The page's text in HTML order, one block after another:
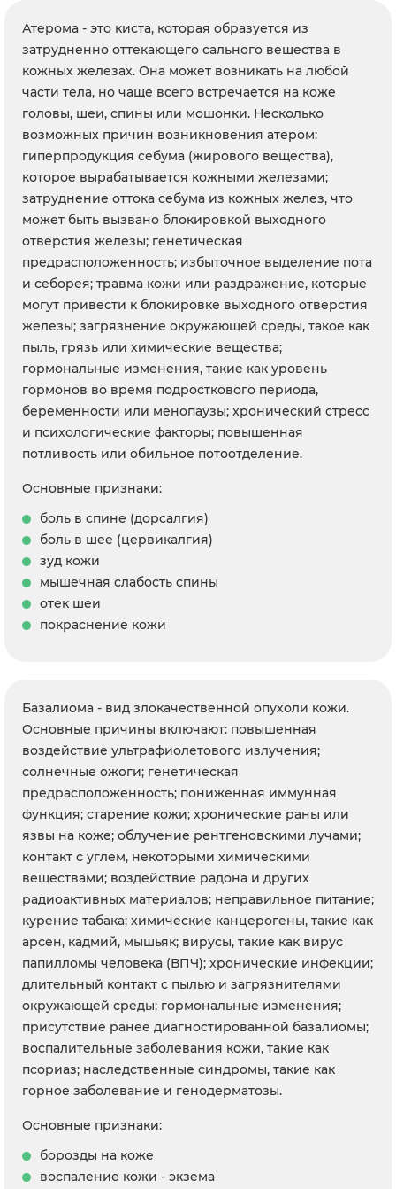
Атерома - это киста, которая образуется из
затрудненно оттекающего сального вещества в
кожных железах. Она может возникать на любой
части тела, но чаще всего встречается на коже
головы, шеи, спины или мошонки. Несколько
возможных причин возникновения атером:
гиперпродукция себума (жирового вещества),
которое вырабатывается кожными железами;
затруднение оттока себума из кожных желез, что
может быть вызвано блокировкой выходного
отверстия железы; генетическая
предрасположенность; избыточное выделение пота
и себорея; травма кожи или раздражение, которые
могут привести к блокировке выходного отверстия
железы; загрязнение окружающей среды, такое как
пыль, грязь или химические вещества;
гормональные изменения, такие как уровень
гормонов во время подросткового периода,
беременности или менопаузы; хронический стресс
и психологические факторы; повышенная
потливость или обильное потоотделение.
Основные признаки:
боль в спине (дорсалгия)
боль в шее (цервикалгия)
зуд кожи
мышечная слабость спины
отек шеи
покраснение кожи
Базалиома - вид злокачественной опухоли кожи.
Основные причины включают: повышенная
воздействие ультрафиолетового излучения;
солнечные ожоги; генетическая
предрасположенность; пониженная иммунная
функция; старение кожи; хронические раны или
язвы на коже; облучение рентгеновскими лучами;
контакт с углем, некоторыми химическими
веществами; воздействие радона и других
радиоактивных материалов; неправильное питание;
курение табака; химические канцерогены, такие как
арсен, кадмий, мышьяк; вирусы, такие как вирус
папилломы человека (ВПЧ); хронические инфекции;
длительный контакт с пылью и загрязнителями
окружающей среды; гормональные изменения;
присутствие ранее диагностированной базалиомы;
воспалительные заболевания кожи, такие как
псориаз; наследственные синдромы, такие как
горное заболевание и генодерматозы.
Основные признаки:
борозды на коже
воспаление кожи - экзема